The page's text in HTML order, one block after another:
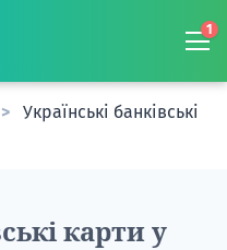
1
Українські банківські
карти у